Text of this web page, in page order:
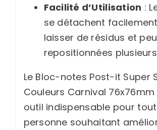
Facilité d’Utilisation :
se détachent
laisser de résidus et
repositionnées
Le Bloc-notes Post-it Super
Couleurs Carnival
outil indispensable pour
personne souhaitant